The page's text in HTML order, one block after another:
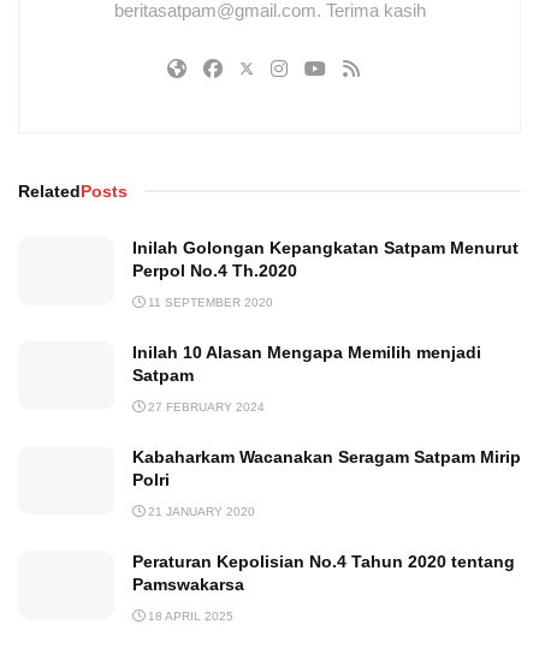
beritasatpam@gmail.com. Terima kasih
RelatedPosts
Inilah Golongan Kepangkatan Satpam Menurut
Perpol No.4 Th.2020
11 SEPTEMBER 2020
Inilah 10 Alasan Mengapa Memilih menjadi
Satpam
27 FEBRUARY 2024
Kabaharkam Wacanakan Seragam Satpam Mirip
Polri
21 JANUARY 2020
Peraturan Kepolisian No.4 Tahun 2020 tentang
Pamswakarsa
18 APRIL 2025